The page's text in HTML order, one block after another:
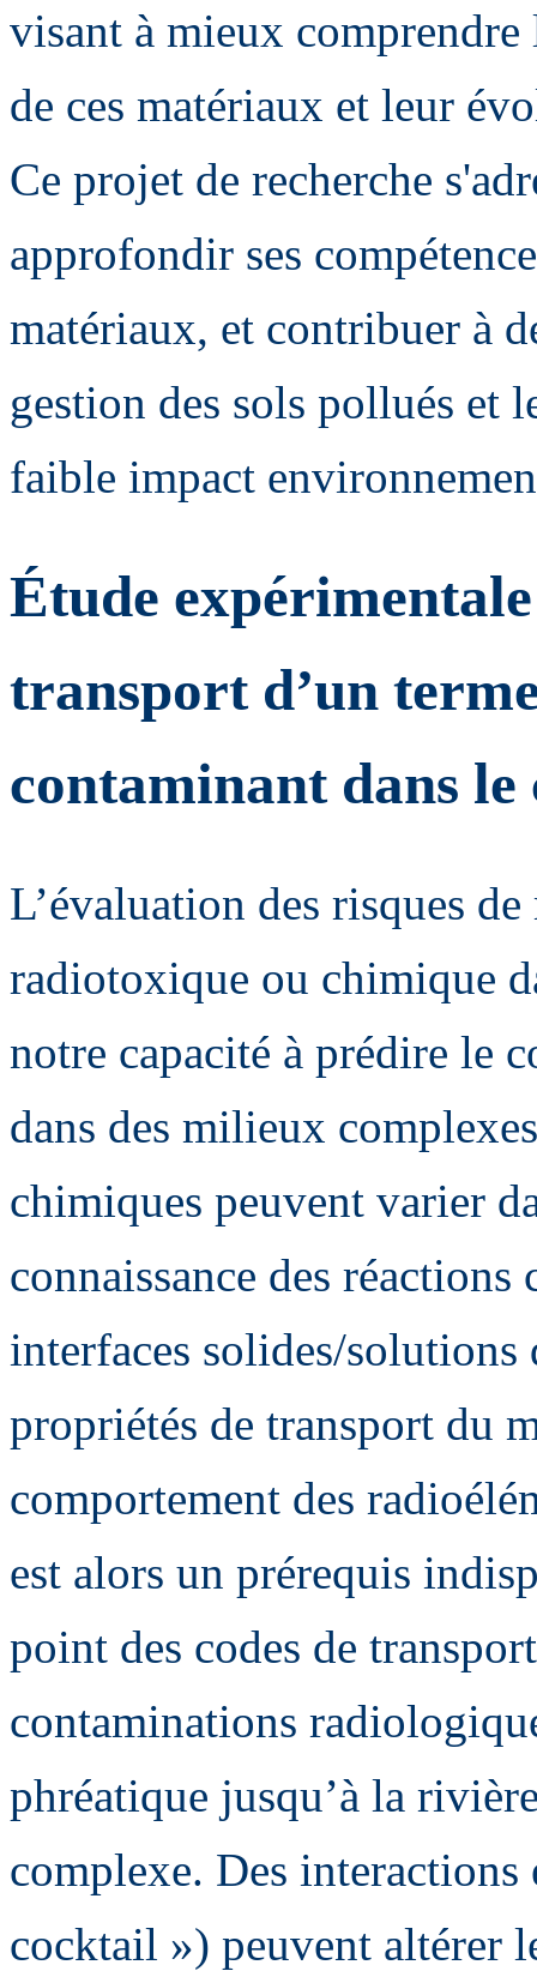
visant à mieux comprendre
de ces matériaux et leur
Ce projet de recherche
approfondir ses
matériaux, et contribuer à
gestion des sols pollués et
faible impact
Étude
transport d’un
contaminant dans
L’évaluation des risques
radiotoxique ou chimique
notre capacité à prédire le
dans des milieux
chimiques peuvent varier
connaissance des
interfaces solides/
propriétés de transport du
comportement des
est alors un prérequis
point des codes de
contaminations
phréatique jusqu’à la
complexe. Des
cocktail ») peuvent altérer